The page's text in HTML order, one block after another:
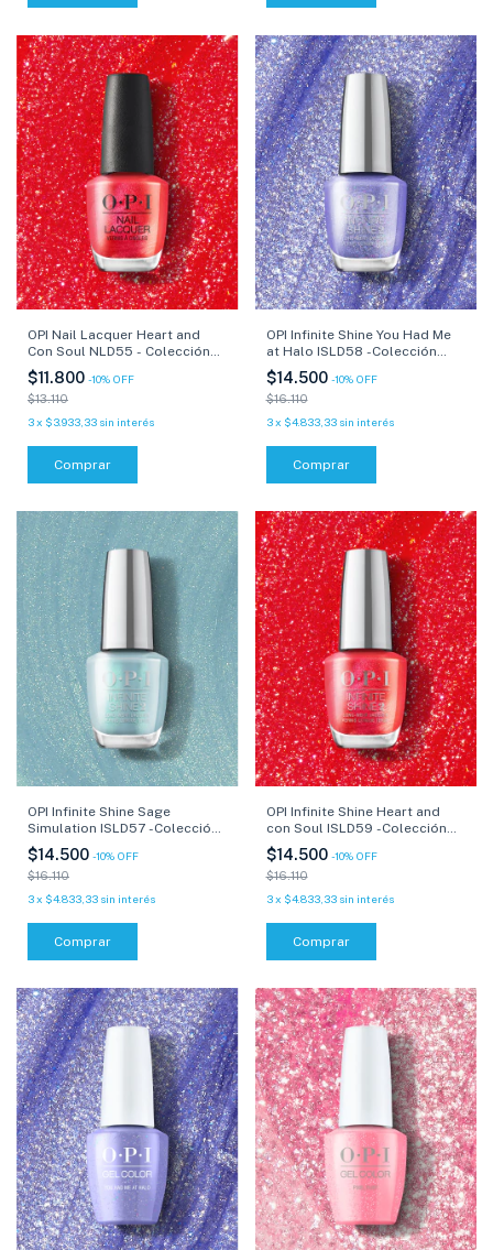
OPI Nail Lacquer Heart and
Con Soul NLD55 - Colección
Xbox - 15 ml
$11.800 -10% OFF
$13.110
3x $3.933,33 sin interés
Comprar
OPI Infinite Shine You Had Me
at Halo ISLD58 -Colección
Xbox - 15 ml
$14.500 -10% OFF
$16.110
3 x $4.833,33 sin interés
Comprar
OPI Infinite Shine Sage
Simulation ISLD57 -Colección
Xbox - 15 ml
$14.500 -10% OFF
$16.110
3x $4.833,33 sin interés
Comprar
OPI Infinite Shine Heart and
con Soul ISLD59 -Colección
Xbox - 15 ml
$14.500 -10% OFF
$16.110
3 x $4.833,33 sin interés
Comprar